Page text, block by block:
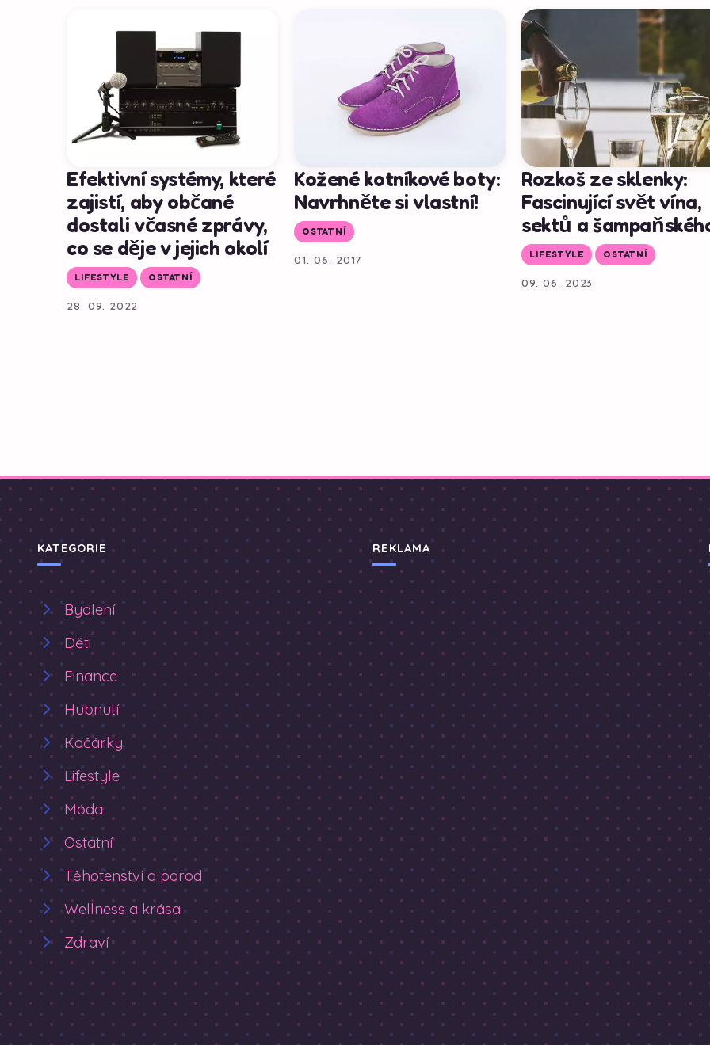
Efektivní systémy, které
zajistí, aby občané
dostali včasné zprávy,
co se děje v jejich okolí
LIFESTYLE OSTATNÍ
28. 09. 2022
Kožené kotníkové boty:
Navrhněte si vlastní!
OSTATNÍ
01. 06. 2017
Rozkoš ze sklenky:
Fascinující svět vína,
sektů a
LIFESTYLE OSTATNÍ
09. 06. 2023
KATEGORIE
Bydlení
Děti
Finance
Hubnutí
Kočárky
Lifestyle
Móda
Ostatní
Těhotenství a porod
Wellness a krása
Zdraví
REKLAMA